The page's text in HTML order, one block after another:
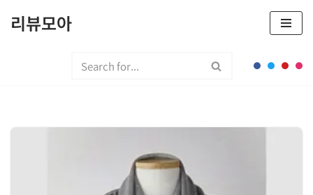
리뷰모아